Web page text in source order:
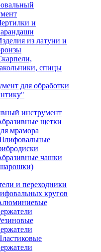
и
из латуни и
спицы
для обработки
инструмент
щетки
мрамора
чашки
и переходники
кругов